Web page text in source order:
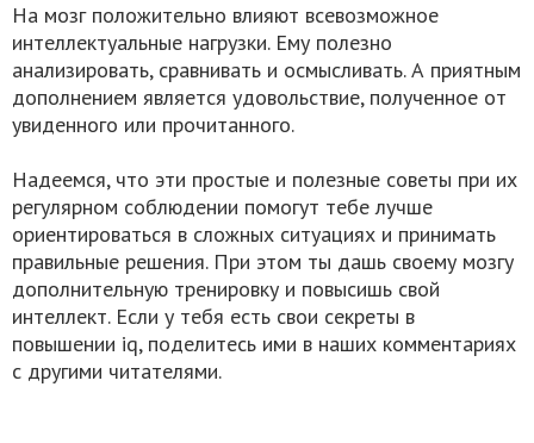
На мозг положительно влияют всевозможное
интеллектуальные нагрузки. Ему полезно
анализировать, сравнивать и осмысливать. А приятным
дополнением является удовольствие, полученное от
увиденного или прочитанного.
Надеемся, что эти простые и полезные советы при их
регулярном соблюдении помогут тебе лучше
ориентироваться в сложных ситуациях и принимать
правильные решения. При этом ты дашь своему мозгу
дополнительную тренировку и повысишь свой
интеллект. Если у тебя есть свои секреты в
повышении iq, поделитесь ими в наших комментариях
с другими читателями.